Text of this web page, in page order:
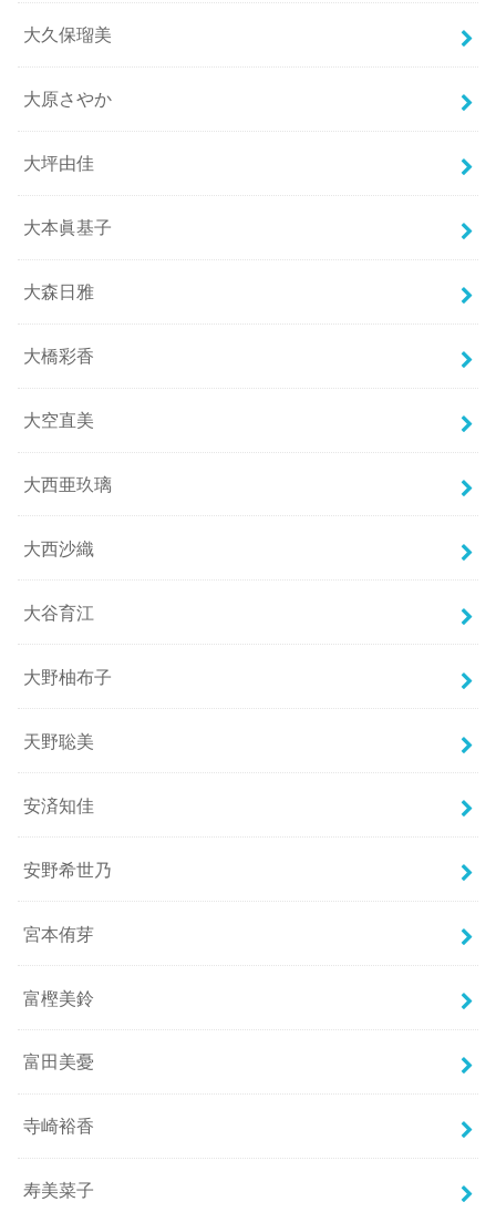
大久保瑠美
大原さやか
大坪由佳
大本眞基子
大森日雅
大橋彩香
大空直美
大西亜玖璃
大西沙織
大谷育江
大野柚布子
天野聡美
安済知佳
安野希世乃
宮本侑芽
富樫美鈴
富田美憂
寺崎裕香
寿美菜子